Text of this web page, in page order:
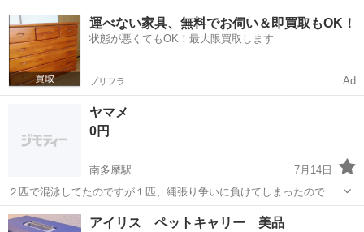
きませんか？ 週1日～OK♪ ＼＼ 未経験スタート9割以上！ 基本は11
時～20時で実働8時間の勤務です◎
・・・・・・・・・・・・・・・・・・・...
東京 稲城市 矢野口駅 警備員
運べない家具、無料でお伺い＆即買取もOK！
状態が悪くてもOK！最大限買取します
プリフラ Ad
ヤマメ
0円
南多摩駅
7月14日
２匹で混泳してたのですが１匹、縄張り争いに負けてしまったので単
独飼育をしたいので譲ります。 渓流魚なのでとても美しいですが水温
管理を徹底してください サイズは10〜12cmぐらいです。 エサは冷凍
東京 稲城市 南多摩駅 その他
アイリス ペットキャリー 美品